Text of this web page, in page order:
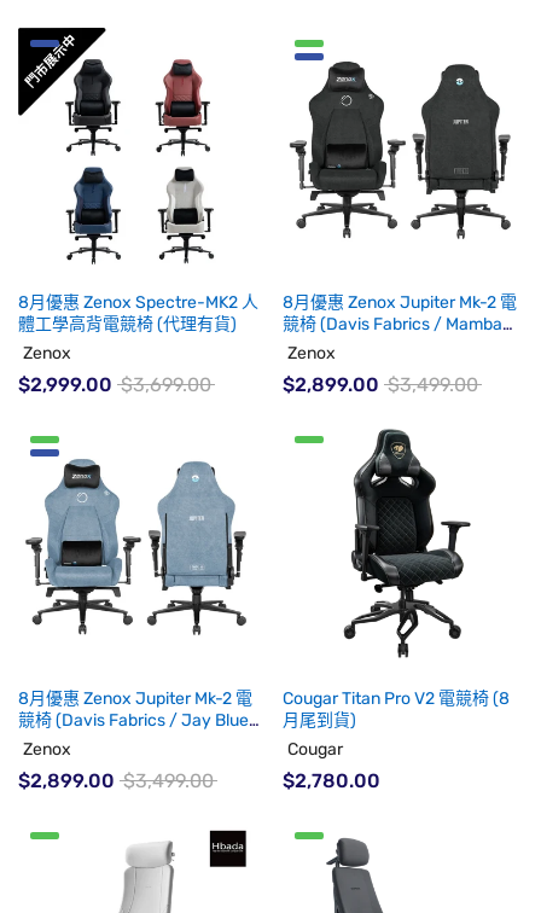
8月優惠 Zenox Spectre-MK2 人
體工學高背電競椅 (代理有貨)
Zenox
$2,999.00 $3,699.00
8月優惠 Zenox Jupiter Mk-2 電
競椅 (Davis Fabrics / Mamba
Black)(8月中到貨)
Zenox
$2,899.00 $3,499.00
8月優惠 Zenox Jupiter Mk-2 電
競椅 (Davis Fabrics / Jay Blue)
(8月中到貨)
Zenox
$2,899.00 $3,499.00
Cougar Titan Pro V2 電競椅 (8
月尾到貨)
Cougar
$2,780.00